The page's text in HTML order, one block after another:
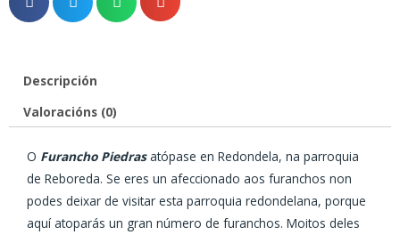
Descripción
Valoracións (0)
O Furancho Piedrasatópase en Redondela, na parroquia
de Reboreda. Se eres un afeccionado aos furanchos non
podes deixar de visitar esta parroquia redondelana, porque
aquí atoparás un gran número de furanchos. Moitos deles